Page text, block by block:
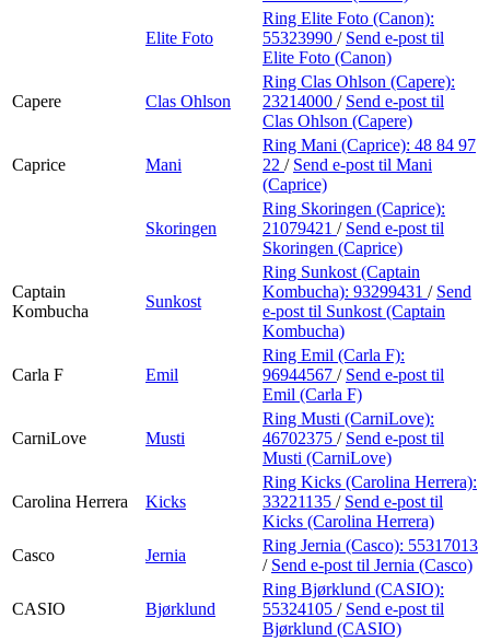
Elite Foto
Ring Elite Foto (Canon):
55323990 / Send e-post til
Elite Foto (Canon)
Capere Clas Ohlson
Ring Clas Ohlson (Capere):
23214000 / Send e-post til
Clas Ohlson (Capere)
Caprice Mani
Ring Mani (Caprice): 48 84 97
22 / Send e-post til Mani
(Caprice)
Skoringen
Ring Skoringen (Caprice):
21079421 / Send e-post til
Skoringen (Caprice)
Captain
Kombucha
Sunkost
Ring Sunkost (Captain
Kombucha): 93299431 / Send
e-post til Sunkost (Captain
Kombucha)
Carla F Emil
Ring Emil (Carla F):
96944567 / Send e-post til
Emil (Carla F)
CarniLove Musti
Ring Musti (CarniLove):
46702375 / Send e-post til
Musti (CarniLove)
Carolina Herrera Kicks
Ring Kicks (Carolina Herrera):
33221135 / Send e-post til
Kicks (Carolina Herrera)
Casco
Jernia
Ring Jernia (Casco): 55317013
/ Send e-post til Jernia (Casco)
CASIO Bjørklund
Ring Bjørklund (CASIO):
55324105 / Send e-post til
Bjørklund (CASIO)